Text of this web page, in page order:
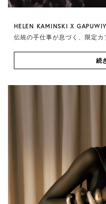
HELEN KAMINSKI X
伝統の手仕事が息づく、限定カ
続